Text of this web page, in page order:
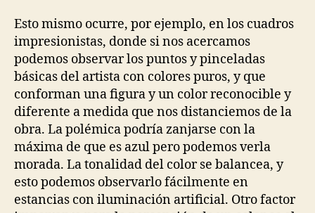
Esto mismo ocurre, por ejemplo, en los cuadros
impresionistas, donde si nos acercamos
podemos observar los puntos y pinceladas
básicas del artista con colores puros, y que
conforman una figura y un color reconocible y
diferente a medida que nos distanciemos de la
obra. La polémica podría zanjarse con la
máxima de que es azul pero podemos verla
morada. La tonalidad del color se balancea, y
esto podemos observarlo fácilmente en
estancias con iluminación artificial. Otro factor